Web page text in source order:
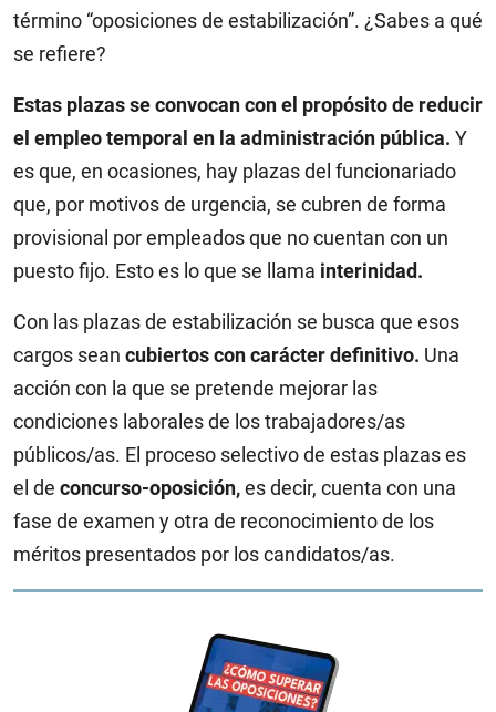
término “oposiciones de estabilización”. ¿Sabes a qué
se refiere?
Estas plazas se convocan con el propósito de reducir
el empleo temporal en la administración pública. Y
es que, en ocasiones, hay plazas del funcionariado
que, por motivos de urgencia, se cubren de forma
provisional por empleados que no cuentan con un
puesto fijo. Esto es lo que se llama interinidad.
Con las plazas de estabilización se busca que esos
cargos sean cubiertos con carácter definitivo. Una
acción con la que se pretende mejorar las
condiciones laborales de los trabajadores/as
públicos/as. El proceso selectivo de estas plazas es
el de concurso-oposición,es decir, cuenta con una
fase de examen y otra de reconocimiento de los
méritos presentados por los candidatos/as.